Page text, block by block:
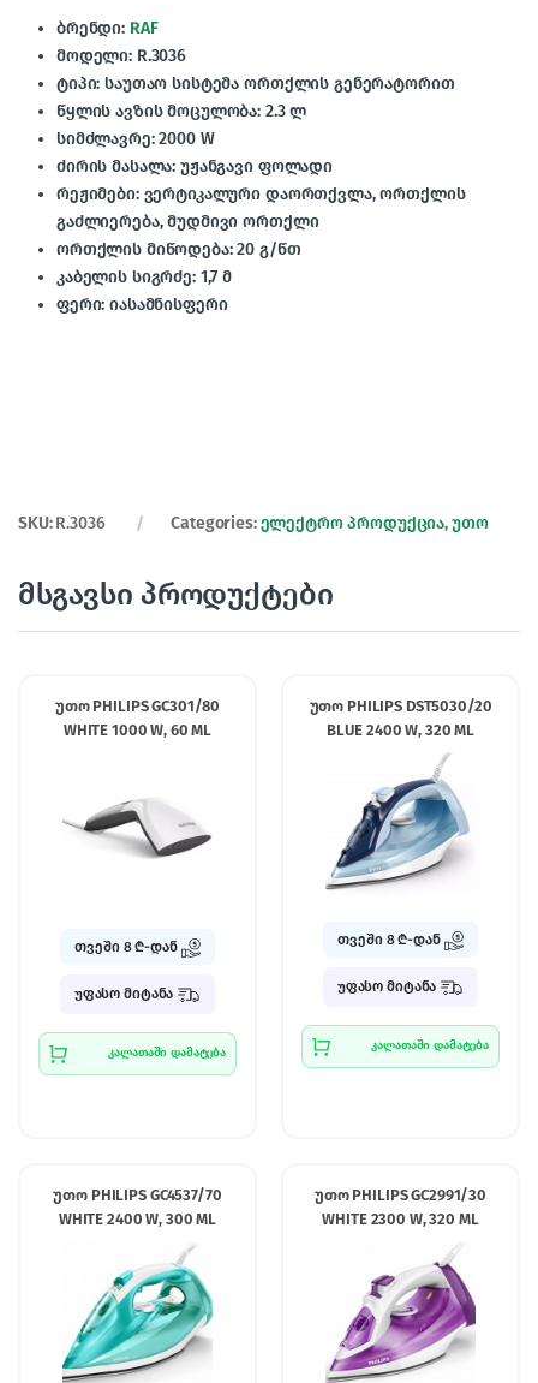
ბრენდი: RAF
მოდელი: R.3036
ტიპი: საუთაო სისტემა ორთქლის გენერატორით
წყლის ავზის მოცულობა: 2.3 ლ
სიმძლავრე: 2000 W
ძირის მასალა: უჟანგავი ფოლადი
რეჟიმები: ვერტიკალური დაორთქვლა, ორთქლის
გაძლიერება, მუდმივი ორთქლი
ორთქლის მიწოდება: 20 გ/წთ
კაბელის სიგრძე: 1,7 მ
ფერი: იასამნისფერი
SKU:R.3036 Categories:ელექტრო პროდუქცია,უთო
მსგავსი პროდუქტები
უთო PHILIPS GC301/80
WHITE 1000 W, 60 ML
თვეში 8 ₾-დან
უფასო მიტანა
კალათაში დამატება
უთო PHILIPS DST5030/20
BLUE 2400 W, 320 ML
თვეში 8 ₾-დან
უფასო მიტანა
კალათაში დამატება
უთო PHILIPS GC4537/70
WHITE 2400 W, 300 ML
უთო PHILIPS GC2991/30
WHITE 2300 W, 320 ML